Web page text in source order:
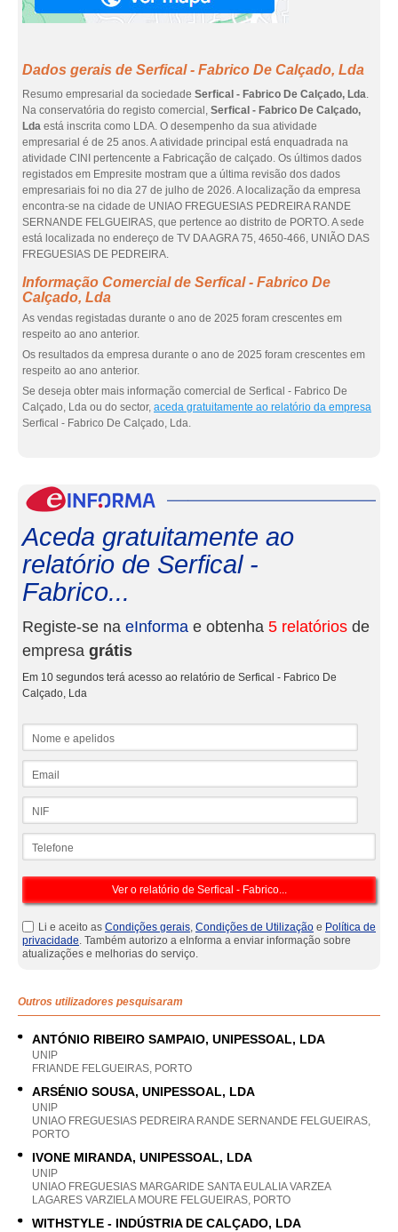
Dados gerais de Serfical - Fabrico De Calçado, Lda
Resumo empresarial da sociedade Serfical - Fabrico De Calçado, Lda.
Na conservatória do registo comercial, Serfical - Fabrico De Calçado,
Lda está inscrita como LDA. O desempenho da sua atividade
empresarial é de 25 anos. A atividade principal está enquadrada na
atividade CINI pertencente a Fabricação de calçado. Os últimos dados
registados em Empresite mostram que a última revisão dos dados
empresariais foi no dia 27 de julho de 2026. A localização da empresa
encontra-se na cidade de UNIAO FREGUESIAS PEDREIRA RANDE
SERNANDE FELGUEIRAS, que pertence ao distrito de PORTO. A sede
está localizada no endereço de TV DA AGRA 75, 4650-466, UNIÃO DAS
FREGUESIAS DE PEDREIRA.
Informação Comercial de Serfical - Fabrico De
Calçado, Lda
As vendas registadas durante o ano de 2025 foram crescentes em
respeito ao ano anterior.
Os resultados da empresa durante o ano de 2025 foram crescentes em
respeito ao ano anterior.
Se deseja obter mais informação comercial de Serfical - Fabrico De
Calçado, Lda ou do sector, aceda gratuitamente ao relatório da empresa
Serfical - Fabrico De Calçado, Lda.
Aceda gratuitamente ao
relatório de Serfical -
Fabrico...
Registe-se na eInforma e obtenha 5 relatórios de
empresa grátis
Em 10 segundos terá acesso ao relatório de Serfical - Fabrico De
Calçado, Lda
Li e aceito as Condições gerais, Condições de Utilização e Política de
privacidade. Também autorizo a eInforma a enviar informação sobre
atualizações e melhorias do serviço.
Outros utilizadores pesquisaram
ANTÓNIO RIBEIRO SAMPAIO, UNIPESSOAL, LDA
UNIP
FRIANDE FELGUEIRAS, PORTO
ARSÉNIO SOUSA, UNIPESSOAL, LDA
UNIP
UNIAO FREGUESIAS PEDREIRA RANDE SERNANDE FELGUEIRAS,
PORTO
IVONE MIRANDA, UNIPESSOAL, LDA
UNIP
UNIAO FREGUESIAS MARGARIDE SANTA EULALIA VARZEA
LAGARES VARZIELA MOURE FELGUEIRAS, PORTO
WITHSTYLE - INDÚSTRIA DE CALÇADO, LDA